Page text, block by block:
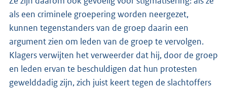
als een criminele groepering worden neergezet,
kunnen tegenstanders van de groep daarin een
argument zien om leden van de groep te vervolgen.
Klagers verwijten het verweerder dat hij, door de groep
en leden ervan te beschuldigen dat hun protesten
gewelddadig zijn, zich juist keert tegen de slachtoffers